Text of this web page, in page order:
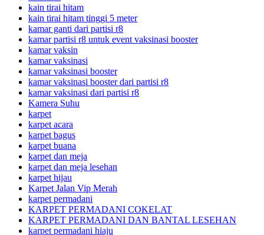
kain tirai hitam
kain tirai hitam tinggi 5 meter
kamar ganti dari partisi r8
kamar partisi r8 untuk event vaksinasi booster
kamar vaksin
kamar vaksinasi
kamar vaksinasi booster
kamar vaksinasi booster dari partisi r8
kamar vaksinasi dari partisi r8
Kamera Suhu
karpet
karpet acara
karpet bagus
karpet buana
karpet dan meja
karpet dan meja lesehan
karpet hijau
Karpet Jalan Vip Merah
karpet permadani
KARPET PERMADANI COKELAT
KARPET PERMADANI DAN BANTAL LESEHAN
karpet permadani hiaju